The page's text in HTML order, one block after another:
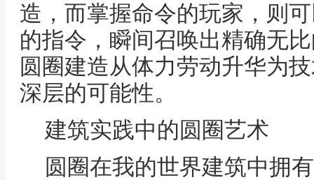
造，而掌握命令的玩家，则
的指令，瞬间召唤出精确无
圆圈建造从体力劳动升华为
深层的可能性。
建筑实践中的圆圈艺术
圆圈在我的世界建筑中拥